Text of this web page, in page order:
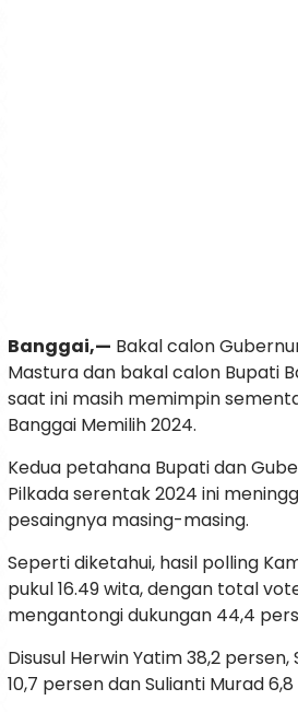
Banggai,— Bakal calon
Mastura dan bakal calon Bupati
saat ini masih memimpin
Banggai Memilih 2024.
Kedua petahana Bupati dan
Pilkada serentak 2024 ini
pesaingnya masing-masing.
Seperti diketahui, hasil polling
pukul 16.49 wita, dengan total
mengantongi dukungan 44,4
Disusul Herwin Yatim 38,2
10,7 persen dan Sulianti Murad